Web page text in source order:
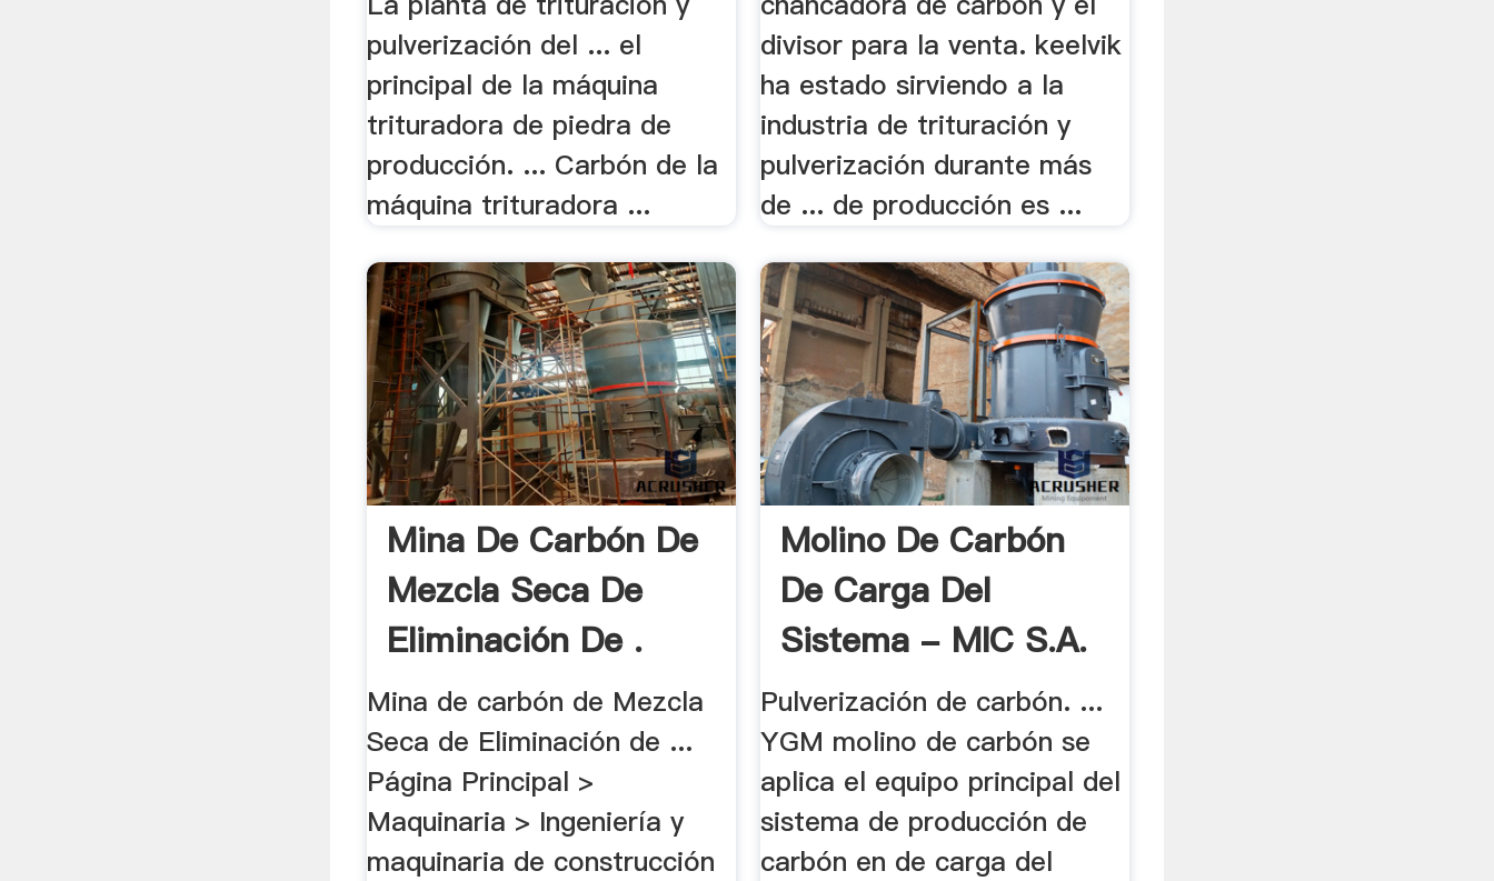
pulverización del ... el
principal de la máquina
trituradora de piedra de
producción. ... Carbón de la
máquina trituradora ...
divisor para la venta. keelvik
ha estado sirviendo a la
industria de trituración y
pulverización durante más
de ... de producción es ...
Mina De Carbón De
Mezcla Seca De
Eliminación De .
Mina de carbón de Mezcla
Seca de Eliminación de ...
Página Principal >
Maquinaria > Ingeniería y
maquinaria de construcción
Molino De Carbón
De Carga Del
Sistema - MIC S.A.
Pulverización de carbón. ...
YGM molino de carbón se
aplica el equipo principal del
sistema de producción de
carbón en de carga del